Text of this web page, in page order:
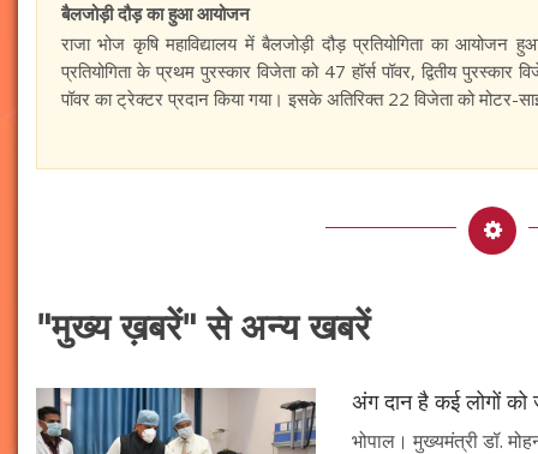
बैलजोड़ी दौड़ का हुआ आयोजन
राजा भोज कृषि महाविद्यालय में बैलजोड़ी दौड़ प्रतियोगिता का
प्रतियोगिता के प्रथम पुरस्कार विजेता को 47 हॉर्स पॉवर, द्वितीय पुरस्कार
पॉवर का ट्रेक्टर प्रदान किया गया। इसके अतिरिक्त 22 विजेता को मोटर-
"मुख्य ख़बरें" से अन्य खबरें
अंग दान है कई लोगों को
भोपाल। मुख्यमंत्री डॉ.